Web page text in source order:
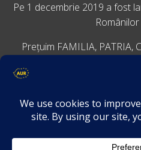
Pe 1 decembrie 2019 a fost
Românilor
Prețuim FAMILIA, PATRIA,
VINO
Descarcă